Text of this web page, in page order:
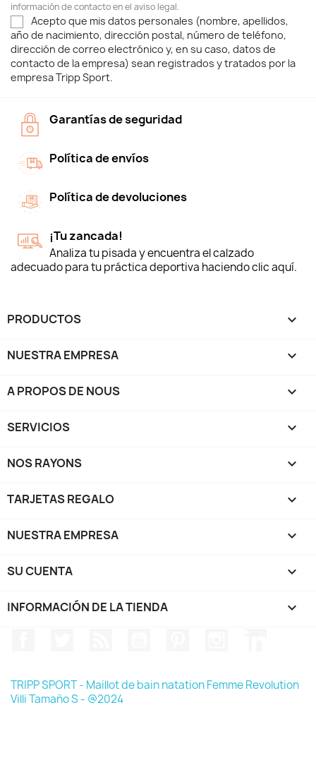
información de contacto en el aviso legal.
Acepto que mis datos personales (nombre, apellidos,
año de nacimiento, dirección postal, número de teléfono,
dirección de correo electrónico y, en su caso, datos de
contacto de la empresa) sean registrados y tratados por la
empresa Tripp Sport.
Garantías de seguridad
Política de envíos
Política de devoluciones
¡Tu zancada!
Analiza tu pisada y encuentra el calzado
adecuado para tu práctica deportiva haciendo clic aquí.
PRODUCTOS 
NUESTRA EMPRESA 
A PROPOS DE NOUS 
SERVICIOS 
NOS RAYONS 
TARJETAS REGALO 
NUESTRA EMPRESA 
SU CUENTA 
INFORMACIÓN DE LA TIENDA keyboard_arrow_down
TRIPP SPORT - Maillot de bain natation Femme Revolution
Villi Tamaño S - @2024